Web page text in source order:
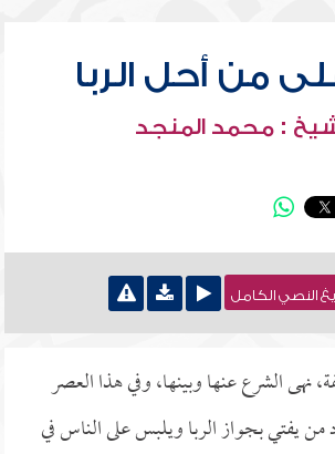
من أحل الربا
: محمد المنجد
النصي الكامل
نهى الشرع عنها وبينها، وفي هذا العصر
يفتي بجواز الربا ويلبس على الناس في